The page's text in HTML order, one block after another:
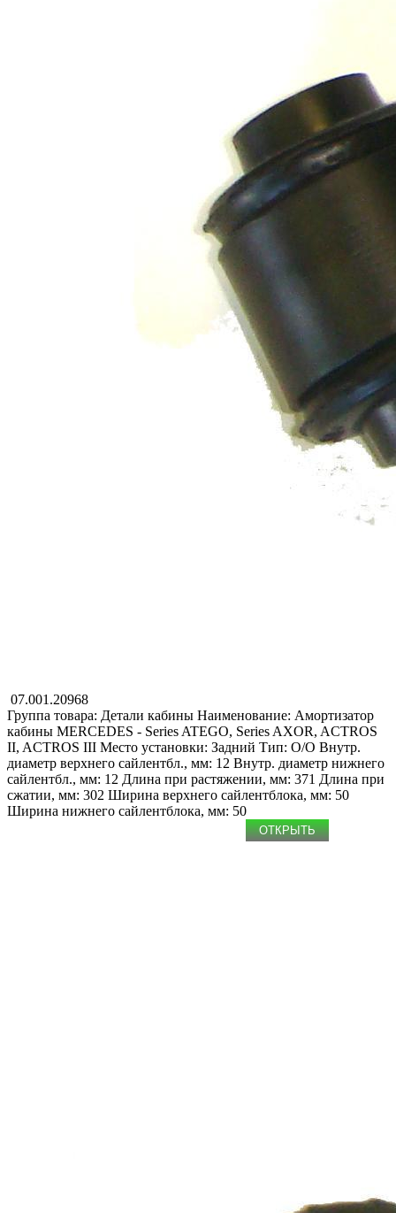
07.001.20968
Группа товара: Детали кабины Наименование: Амортизатор
кабины MERCEDES - Series ATEGO, Series AXOR, ACTROS
II, ACTROS III Место установки: Задний Тип: O/O Внутр.
диаметр верхнего сайлентбл., мм: 12 Внутр. диаметр нижнего
сайлентбл., мм: 12 Длина при растяжении, мм: 371 Длина при
сжатии, мм: 302 Ширина верхнего сайлентблока, мм: 50
Ширина нижнего сайлентблока, мм: 50
ОТКРЫТЬ